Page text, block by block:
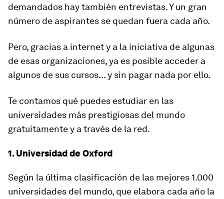
demandados hay también entrevistas. Y un gran
número de aspirantes se quedan fuera cada año.
Pero, gracias a internet y a la iniciativa de algunas
de esas organizaciones, ya es posible acceder a
algunos de sus cursos... y sin pagar nada por ello.
Te contamos qué puedes estudiar en las
universidades más prestigiosas del mundo
gratuitamente y a través de la red.
1. Universidad de Oxford
Según la última clasificación de las mejores 1.000
universidades del mundo, que elabora cada año la